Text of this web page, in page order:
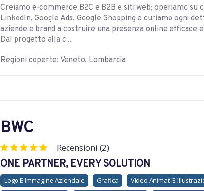
Creiamo e-commerce B2C e B2B e siti web; operiamo su
LinkedIn, Google Ads, Google Shopping e curiamo ogni
aziende e brand a costruire una presenza online
Dal progetto alla c ..
Regioni coperte: Veneto, Lombardia
BWC
Recensioni (2)
ONE PARTNER, EVERY SOLUTION
Logo E Immagine Aziendale Grafica Video Animati E